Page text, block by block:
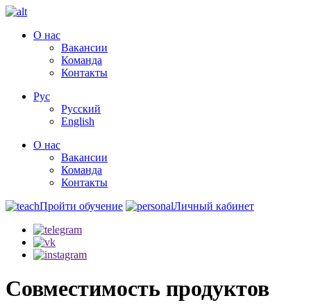
О нас
Вакансии
Команда
Контакты
Рус
Русский
English
О нас
Вакансии
Команда
Контакты
Пройти обучение
Личный кабинет
Совместимость продуктов